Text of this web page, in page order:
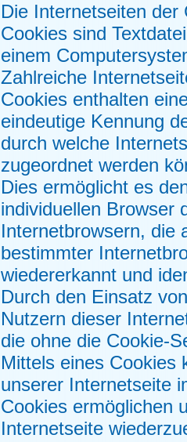
Die Internetseiten
Cookies sind
einem
Zahlreiche
Cookies enthalten
eindeutige Kennung
durch welche
zugeordnet werden
Dies ermöglicht es
individuellen Browser
Internetbrowsern, die
bestimmter
wiedererkannt und
Durch den Einsatz
Nutzern dieser
die ohne die Cookie-
Mittels eines Cookies
unserer Internetseite
Cookies ermöglichen
Internetseite